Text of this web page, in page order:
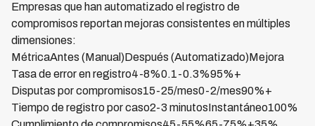
Empresas que han automatizado el registro de
compromisos reportan mejoras consistentes en múltiples
dimensiones:
MétricaAntes (Manual)Después (Automatizado)Mejora
Tasa de error en registro4-8%0.1-0.3%95%+
Disputas por compromisos15-25/mes0-2/mes90%+
Tiempo de registro por caso2-3 minutosInstantáneo100%